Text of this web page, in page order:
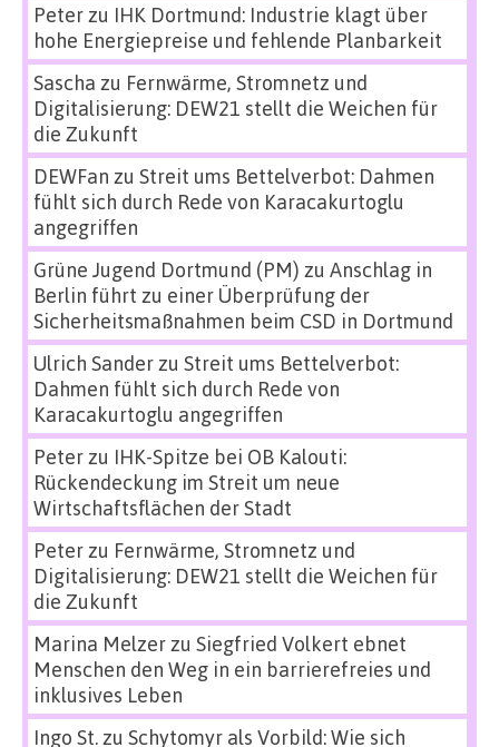
Peterzu IHK Dortmund: Industrie klagt über
hohe Energiepreise und fehlende Planbarkeit
Sascha zu Fernwärme, Stromnetz und
Digitalisierung: DEW21 stellt die Weichen für
die Zukunft
DEWFan zu Streit ums Bettelverbot: Dahmen
fühlt sich durch Rede von Karacakurtoglu
angegriffen
Grüne Jugend Dortmund (PM) zu Anschlag in
Berlin führt zu einer Überprüfung der
Sicherheitsmaßnahmen beim CSD in Dortmund
Ulrich Sanderzu Streit ums Bettelverbot:
Dahmen fühlt sich durch Rede von
Karacakurtoglu angegriffen
Peterzu IHK-Spitze bei OB Kalouti:
Rückendeckung im Streit um neue
Wirtschaftsflächen der Stadt
Peterzu Fernwärme, Stromnetz und
Digitalisierung: DEW21 stellt die Weichen für
die Zukunft
Marina Melzerzu Siegfried Volkert ebnet
Menschen den Weg in ein barrierefreies und
inklusives Leben
Ingo St.zu Schytomyr als Vorbild: Wie sich